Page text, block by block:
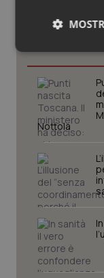
Nottola
I cookie
sito web
navigazione
protette del
funzionare